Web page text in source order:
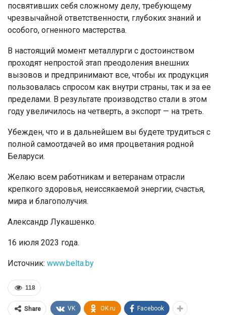
посвятивших себя сложному делу, требующему
чрезвычайной ответственности, глубоких знаний и
особого, огненного мастерства.
В настоящий момент металлурги с достоинством
проходят непростой этап преодоления внешних
вызовов и предпринимают все, чтобы их продукция
пользовалась спросом как внутри страны, так и за ее
пределами. В результате производство стали в этом
году увеличилось на четверть, а экспорт — на треть.
Убежден, что и в дальнейшем вы будете трудиться с
полной самоотдачей во имя процветания родной
Беларуси.
Желаю всем работникам и ветеранам отрасли
крепкого здоровья, неиссякаемой энергии, счастья,
мира и благополучия.
Александр Лукашенко.
16 июля 2023 года.
Источник: www.belta.by
118
Share VK OK.ru Facebook